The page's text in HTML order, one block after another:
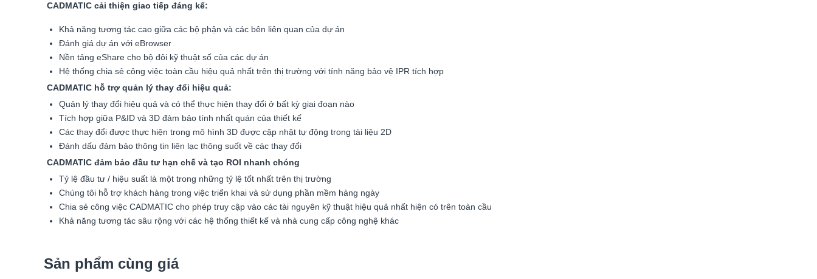
CADMATIC cải thiện giao tiếp đáng kể:
Khả năng tương tác cao giữa các bộ phận và các bên liên quan của dự án
Đánh giá dự án với eBrowser
Nền tảng eShare cho bộ đôi kỹ thuật số của các dự án
Hệ thống chia sẻ công việc toàn cầu hiệu quả nhất trên thị trường với tính năng bảo vệ IPR tích hợp
CADMATIC hỗ trợ quản lý thay đổi hiệu quả:
Quản lý thay đổi hiệu quả và có thể thực hiện thay đổi ở bất kỳ giai đoạn nào
Tích hợp giữa P&ID và 3D đảm bảo tính nhất quán của thiết kế
Các thay đổi được thực hiện trong mô hình 3D được cập nhật tự động trong tài liệu 2D
Đánh dấu đảm bảo thông tin liên lạc thông suốt về các thay đổi
CADMATIC đảm bảo đầu tư hạn chế và tạo ROI nhanh chóng
Tỷ lệ đầu tư / hiệu suất là một trong những tỷ lệ tốt nhất trên thị trường
Chúng tôi hỗ trợ khách hàng trong việc triển khai và sử dụng phần mềm hàng ngày
Chia sẻ công việc CADMATIC cho phép truy cập vào các tài nguyên kỹ thuật hiệu quả nhất hiện có trên toàn cầu
Khả năng tương tác sâu rộng với các hệ thống thiết kế và nhà cung cấp công nghệ khác
Sản phẩm cùng giá